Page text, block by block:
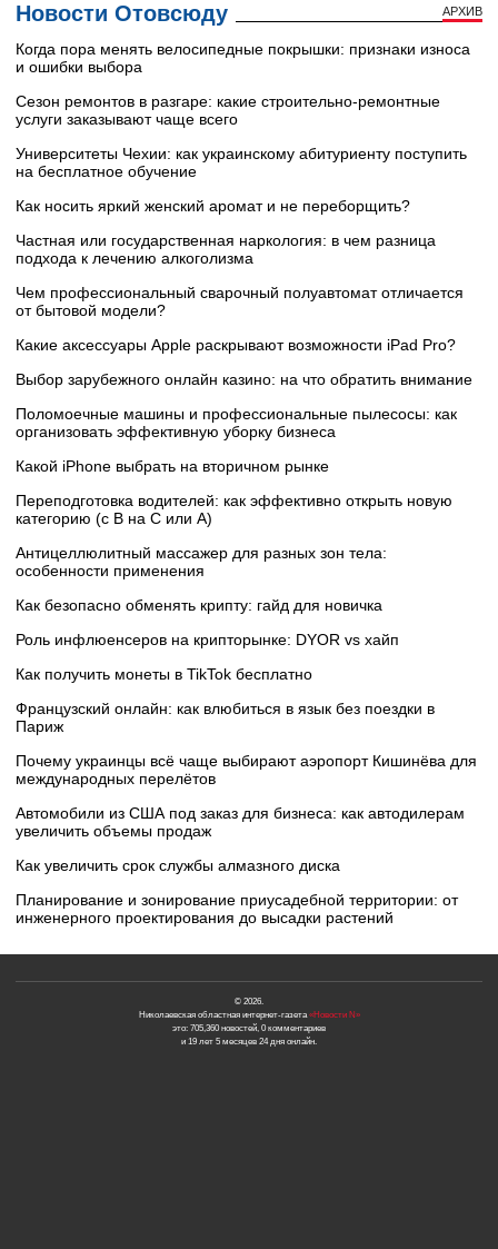
Новости Отовсюду АРХИВ
Когда пора менять велосипедные покрышки: признаки износа
и ошибки выбора
Сезон ремонтов в разгаре: какие строительно-ремонтные
услуги заказывают чаще всего
Университеты Чехии: как украинскому абитуриенту поступить
на бесплатное обучение
Как носить яркий женский аромат и не переборщить?
Частная или государственная наркология: в чем разница
подхода к лечению алкоголизма
Чем профессиональный сварочный полуавтомат отличается
от бытовой модели?
Какие аксессуары Apple раскрывают возможности iPad Pro?
Выбор зарубежного онлайн казино: на что обратить внимание
Поломоечные машины и профессиональные пылесосы: как
организовать эффективную уборку бизнеса
Какой iPhone выбрать на вторичном рынке
Переподготовка водителей: как эффективно открыть новую
категорию (с B на C или А)
Антицеллюлитный массажер для разных зон тела:
особенности применения
Как безопасно обменять крипту: гайд для новичка
Роль инфлюенсеров на крипторынке: DYOR vs хайп
Как получить монеты в TikTok бесплатно
Французский онлайн: как влюбиться в язык без поездки в
Париж
Почему украинцы всё чаще выбирают аэропорт Кишинёва для
международных перелётов
Автомобили из США под заказ для бизнеса: как автодилерам
увеличить объемы продаж
Как увеличить срок службы алмазного диска
Планирование и зонирование приусадебной территории: от
инженерного проектирования до высадки растений
© 2026.
Николаевская областная интернет-газета«Новости N»
это: 705,360 новостей, 0 комментариев
и 19 лет 5 месяцев 24 дня онлайн.